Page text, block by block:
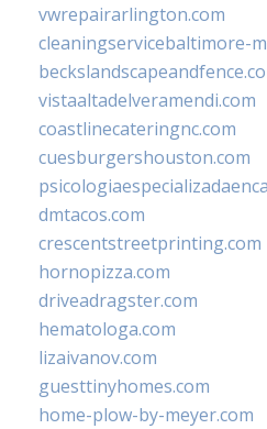
vwrepairarlington.com
cleaningservicebaltimore-
vistaaltadelveramendi.com
coastlinecateringnc.com
cuesburgershouston.com
dmtacos.com
crescentstreetprinting.com
hornopizza.com
driveadragster.com
hematologa.com
lizaivanov.com
guesttinyhomes.com
home-plow-by-meyer.com